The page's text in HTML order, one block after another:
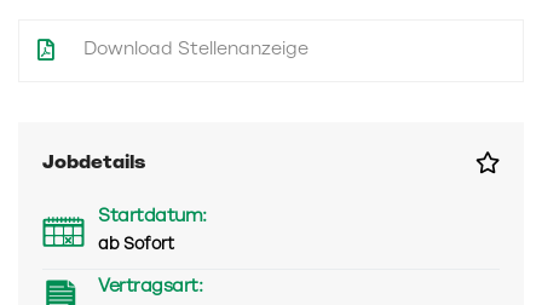
Download Stellenanzeige
Jobdetails
Startdatum:
ab Sofort
Vertragsart: